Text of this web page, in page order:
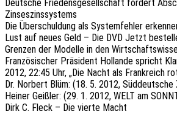
Deut­sche Frie­dens­ge­sell­schaft fordert
Zinseszinssystems
Die Über­schul­dung als System­feh­ler
Lust auf neues Geld – Die DVD Jetzt
Gren­zen der Model­le in den
Fran­zö­si­scher Präsi­dent Hollan­de spricht
2012, 22:45 Uhr, „Die Nacht als Frank­reich
Dr. Norbert Blüm: (18. 5. 2012, Süddeut­sche
Heiner Geiß­ler: (29. 1. 2012, WELT am
Dirk C. Fleck – Die vierte Macht